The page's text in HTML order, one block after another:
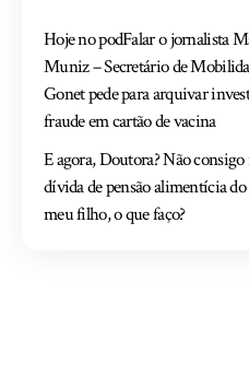
Hoje no podFalar o jornalista
Muniz – Secretário de
Gonet pede para arquivar
fraude em cartão de vacina
E agora, Doutora? Não consigo
dívida de pensão alimentícia
meu filho, o que faço?